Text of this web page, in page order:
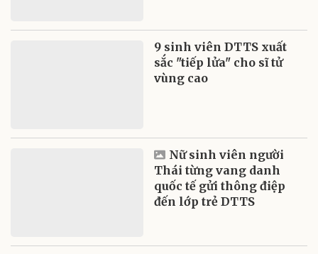
9 sinh viên DTTS xuất
sắc "tiếp lửa" cho sĩ tử
vùng cao
Nữ sinh viên người
Thái từng vang danh
quốc tế gửi thông điệp
đến lớp trẻ DTTS